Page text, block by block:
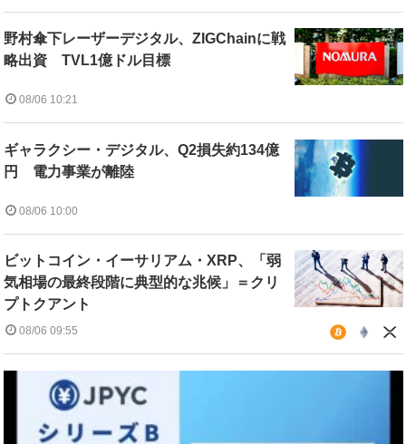
野村傘下レーザーデジタル、ZIGChainに戦
略出資 TVL1億ドル目標
08/06 10:21
ギャラクシー・デジタル、Q2損失約134億
円 電力事業が離陸
08/06 10:00
ビットコイン・イーサリアム・XRP、「弱
気相場の最終段階に典型的な兆候」＝クリ
プトクアント
08/06 09:55